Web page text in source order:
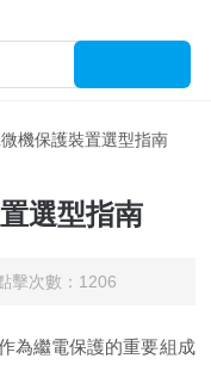
機保護裝置選型指南
選型指南
次數：1206
繼電保護的重要組成